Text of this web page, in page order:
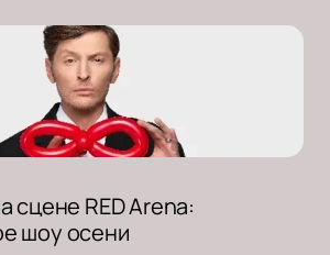
сцене RED Arena:
шоу осени